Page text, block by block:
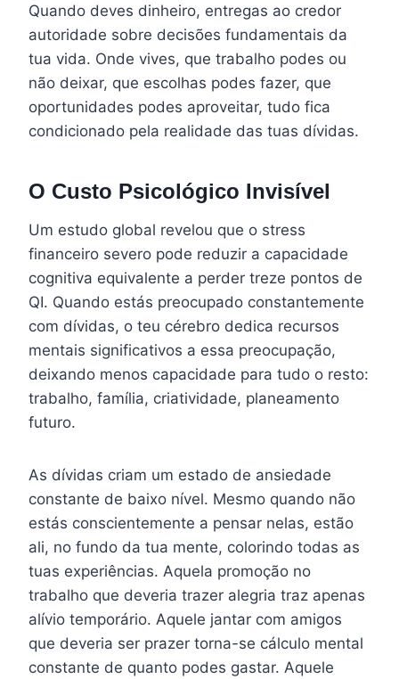
Quando deves dinheiro, entregas ao credor
autoridade sobre decisões fundamentais da
tua vida. Onde vives, que trabalho podes ou
não deixar, que escolhas podes fazer, que
oportunidades podes aproveitar, tudo fica
condicionado pela realidade das tuas dívidas.
O Custo Psicológico Invisível
Um estudo global revelou que o stress
financeiro severo pode reduzir a capacidade
cognitiva equivalente a perder treze pontos de
QI. Quando estás preocupado constantemente
com dívidas, o teu cérebro dedica recursos
mentais significativos a essa preocupação,
deixando menos capacidade para tudo o resto:
trabalho, família, criatividade, planeamento
futuro.
As dívidas criam um estado de ansiedade
constante de baixo nível. Mesmo quando não
estás conscientemente a pensar nelas, estão
ali, no fundo da tua mente, colorindo todas as
tuas experiências. Aquela promoção no
trabalho que deveria trazer alegria traz apenas
alívio temporário. Aquele jantar com amigos
que deveria ser prazer torna-se cálculo mental
constante de quanto podes gastar. Aquele